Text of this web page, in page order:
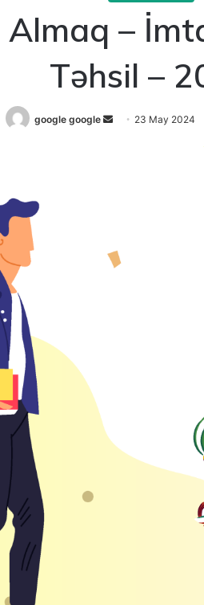
–
Təhsil –
google google
Send 23 May 2024